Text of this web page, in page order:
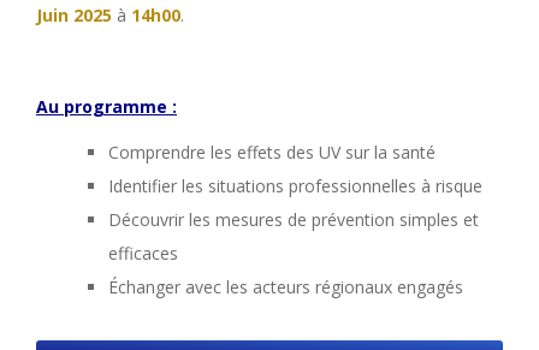
Juin 2025 à 14h00.
Au programme :
Comprendre les effets des UV sur la santé
Identifier les situations professionnelles à risque
Découvrir les mesures de prévention simples et
efficaces
Échanger avec les acteurs régionaux engagés